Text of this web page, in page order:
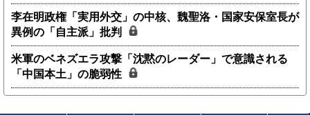
李在明政権「実用外交」の中核、魏聖洛・国家安保室長が
異例の「自主派」批判
米軍のベネズエラ攻撃「沈黙のレーダー」で意識される
「中国本土」の脆弱性